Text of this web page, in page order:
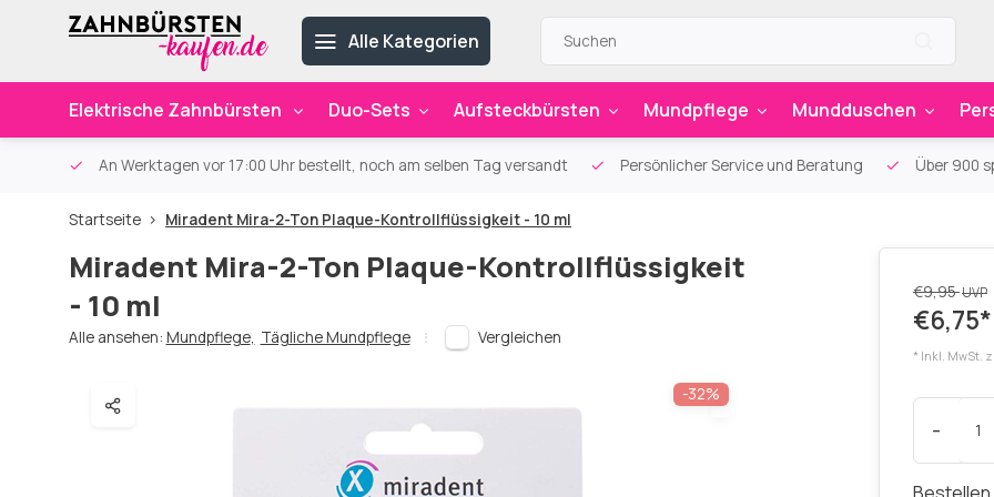
Alle Kategorien
Elektrische Zahnbürsten Duo-Sets Aufsteckbürsten Mundpflege Mundduschen
An Werktagen vor 17:00 Uhr bestellt, noch am selben Tag versandt Persönlicher Service und Beratung Über 900
Startseite Miradent Mira-2-Ton Plaque-Kontrollflüssigkeit - 10 ml
Miradent Mira-2-Ton Plaque-Kontrollflüssigkeit
- 10 ml
Alle ansehen: Mundpflege, Tägliche Mundpflege Vergleichen
-32%
€9,95UVP
€6,75*
* Inkl. MwSt.
-